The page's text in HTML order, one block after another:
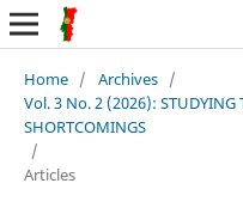
Home / Archives /
Vol. 3 No. 2 (2026): STUDYING
SHORTCOMINGS
/
Articles